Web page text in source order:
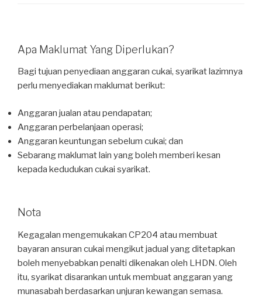
Apa Maklumat Yang Diperlukan?
Bagi tujuan penyediaan anggaran cukai, syarikat lazimnya
perlu menyediakan maklumat berikut:
Anggaran jualan atau pendapatan;
Anggaran perbelanjaan operasi;
Anggaran keuntungan sebelum cukai; dan
Sebarang maklumat lain yang boleh memberi kesan
kepada kedudukan cukai syarikat.
Nota
Kegagalan mengemukakan CP204 atau membuat
bayaran ansuran cukai mengikut jadual yang ditetapkan
boleh menyebabkan penalti dikenakan oleh LHDN. Oleh
itu, syarikat disarankan untuk membuat anggaran yang
munasabah berdasarkan unjuran kewangan semasa.